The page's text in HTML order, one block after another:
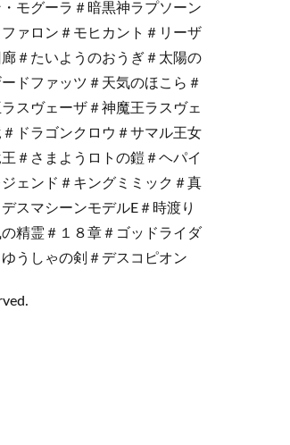
モグーラ＃暗黒神ラプソーン
ァロン＃モヒカント＃リーザ
＃たいようのおうぎ＃太陽の
ドファッツ＃天気のほこら＃
スヴェーザ＃神魔王ラスヴェ
ドラゴンクロウ＃サマル王女
＃さまようロトの鎧＃ヘパイ
ェンド＃キングミミック＃真
スマシーンモデルE＃時渡り
精霊＃１８章＃ゴッドライダ
うしゃの剣＃デスコピオン